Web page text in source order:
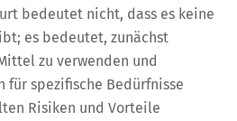
bedeutet nicht, dass es keine
es bedeutet, zunächst
zu verwenden und
für spezifische Bedürfnisse
Risiken und Vorteile